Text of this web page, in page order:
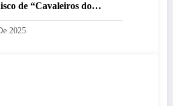
de “Cavaleiros do
2025